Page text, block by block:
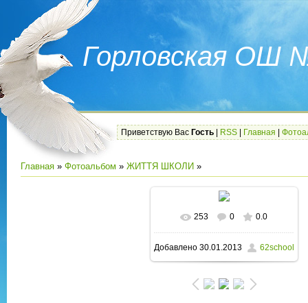
Горловская ОШ
Приветствую Вас Гость RSS Главная
Главная » Фотоальбом » ЖИТТЯ ШКОЛИ »
В реальном размере
1600x1200/ 185.1Kb
253 0 0.0
Добавлено30.01.2013 62school